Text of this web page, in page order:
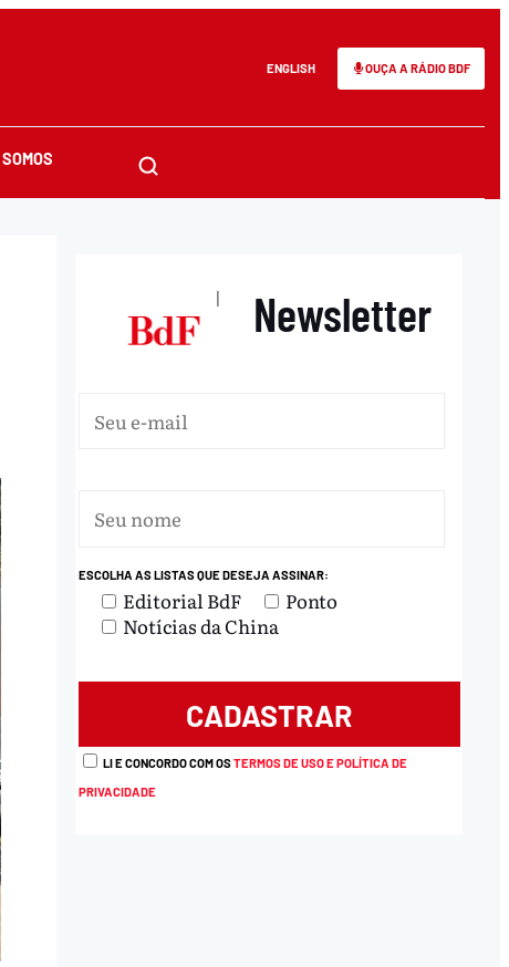
ENGLISH OUÇA A RÁDIO BDF
| Newsletter
ESCOLHA AS LISTAS QUE DESEJA ASSINAR:
Editorial BdF
Ponto
Notícias da China
LI E CONCORDO COM OSTERMOS DE USO E POLÍTICA DE
PRIVACIDADE